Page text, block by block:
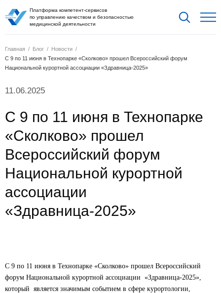
Платформа компетент-сервисов
по управлению качеством и безопасностью
медицинской деятельности
Главная Блог
Новости
С 9 по 11 июня в Технопарке «Сколково» прошел Всероссийский форум
Национальной курортной ассоциации «Здравница-2025»
11.06.2025
С 9 по 11 июня в Технопарке
«Сколково» прошел
Всероссийский форум
Национальной курортной
ассоциации
«Здравница-2025»
С 9 по 11 июня в Технопарке «Сколково» прошел Всероссийский
форум Национальной курортной ассоциации «Здравница-2025»,
который является значимым событием в сфере курортологии,